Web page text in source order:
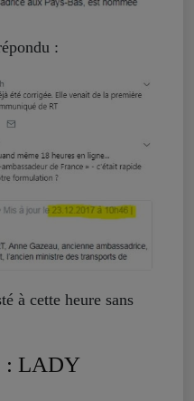
:
à cette heure sans
: LADY